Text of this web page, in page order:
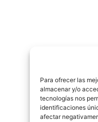
Para ofrecer las
almacenar y/o
tecnologías nos
identificaciones
afectar